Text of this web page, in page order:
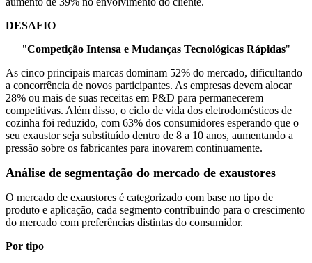
DESAFIO
"Competição Intensa e Mudanças Tecnológicas Rápidas"
As cinco principais marcas dominam 52% do mercado, dificultando
a concorrência de novos participantes. As empresas devem alocar
28% ou mais de suas receitas em P&D para permanecerem
competitivas. Além disso, o ciclo de vida dos eletrodomésticos de
cozinha foi reduzido, com 63% dos consumidores esperando que o
seu exaustor seja substituído dentro de 8 a 10 anos, aumentando a
pressão sobre os fabricantes para inovarem continuamente.
Análise de segmentação do mercado de exaustores
O mercado de exaustores é categorizado com base no tipo de
produto e aplicação, cada segmento contribuindo para o crescimento
do mercado com preferências distintas do consumidor.
Por tipo